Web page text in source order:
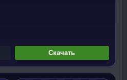
Скачать